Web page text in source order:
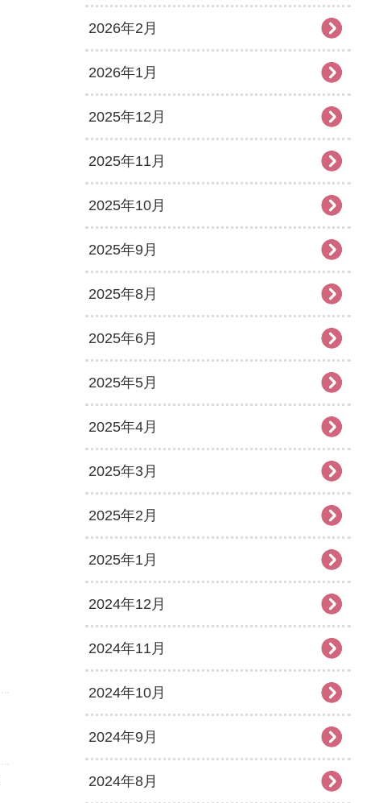
2026年2月
2026年1月
2025年12月
2025年11月
2025年10月
2025年9月
2025年8月
2025年6月
2025年5月
2025年4月
2025年3月
2025年2月
2025年1月
2024年12月
2024年11月
2024年10月
2024年9月
2024年8月